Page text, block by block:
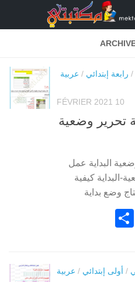
Skip to content
/ رابعة إبتدائي / عربية
10 FÉVRIER 2021
تحرير وضعية
البداية عمل
البداية كيفية
وضع بداية
Gmail
/ أولى إبتدائي / عربية